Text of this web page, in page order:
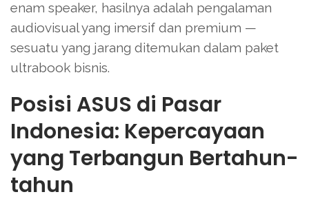
enam speaker, hasilnya adalah pengalaman
audiovisual yang imersif dan premium —
sesuatu yang jarang ditemukan dalam paket
ultrabook bisnis.
Posisi ASUS di Pasar
Indonesia: Kepercayaan
yang Terbangun Bertahun-
tahun